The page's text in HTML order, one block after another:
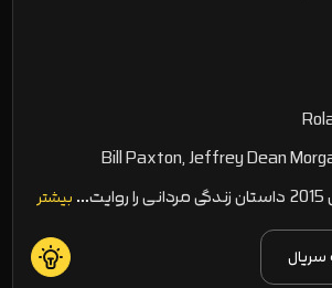
Bill Paxton, Jeffrey Dean
بیشتر